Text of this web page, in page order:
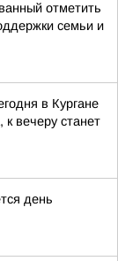
отметить
семьи и
в Кургане
вечеру станет
день